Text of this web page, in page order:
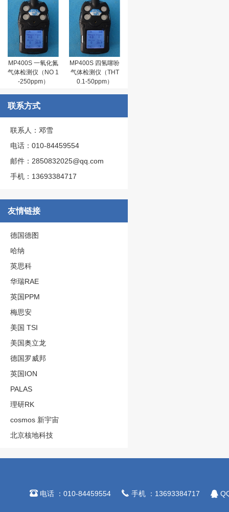
MP400S 一氧化氮
气体检测仪（NO 1
-250ppm）
MP400S 四氢噻吩
气体检测仪（THT
0.1-50ppm）
联系方式
联系人：邓雪
电话：010-84459554
邮件：2850832025@qq.com
手机：13693384717
友情链接
德国德图
哈纳
英思科
华瑞RAE
英国PPM
梅思安
美国 TSI
美国奥立龙
德国罗威邦
英国ION
PALAS
理研RK
cosmos 新宇宙
北京核地科技
电话 ：010-84459554  手机 ：13693384717 